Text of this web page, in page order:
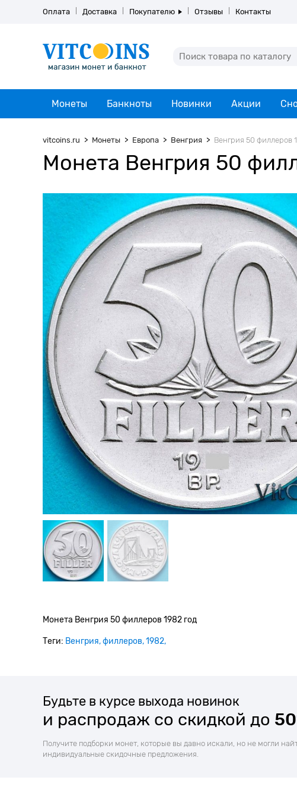
Оплата Доставка Покупателю Отзывы Контакты
Монеты Банкноты Новинки Акции
vitcoins.ru Монеты Европа Венгрия Венгрия 50 филлеров
Монета Венгрия 50
Монета Венгрия 50 филлеров 1982 год
Теги: Венгрия филлеров 1982
Будьте в курсе выхода новинок
и распродаж со скидкой до
Получите подборки монет, которые вы давно искали, но не могли
индивидуальные скидочные предложения.